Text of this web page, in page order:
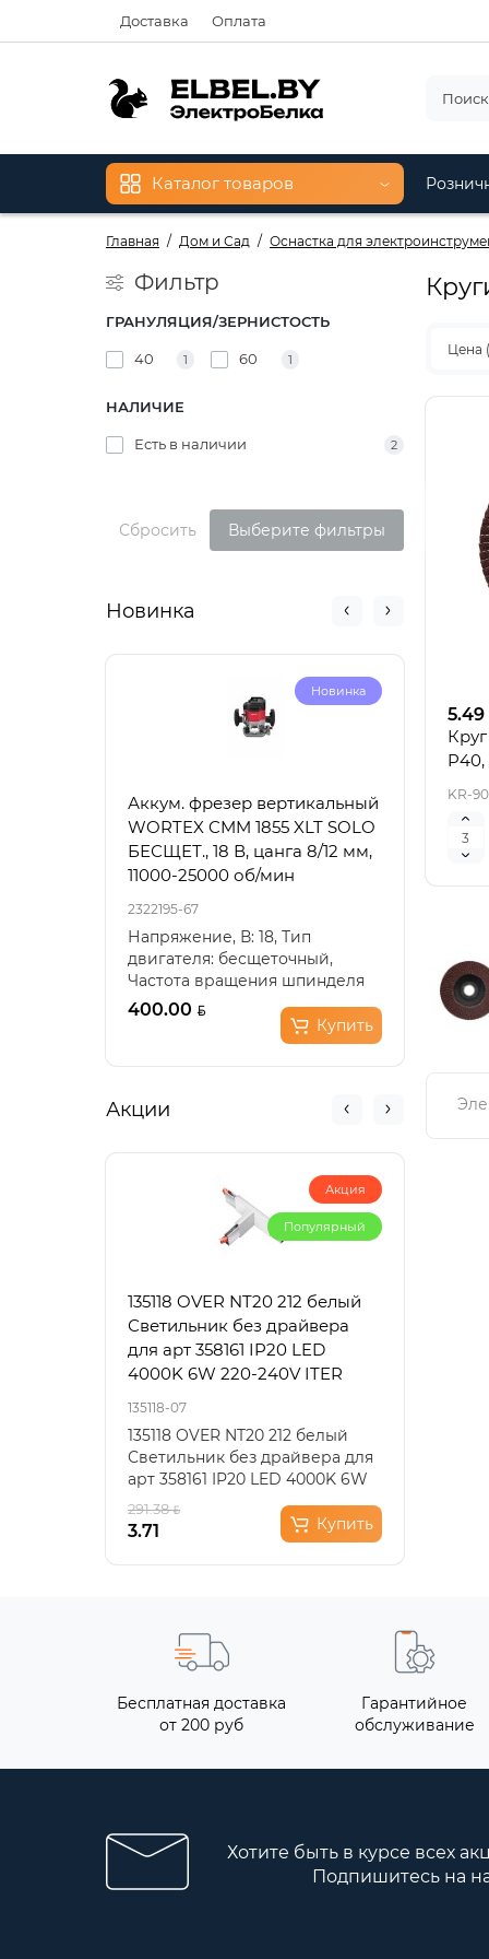
Доставка Оплата
Каталог товаров
Главная Дом и Сад Оснастка для
Фильтр
ГРАНУЛЯЦИЯ/ЗЕРНИСТОСТЬ
40 1 60 1
НАЛИЧИЕ
Есть в наличии 2
Сбросить Выберите фильтры
Новинка
Новинка
Аккум. фрезер вертикальный
WORTEX CMM 1855 XLT SOLO
БЕСЩЕТ., 18 В, цанга 8/12 мм,
11000-25000 об/мин
2322195-67
Напряжение, В: 18, Тип
двигателя: бесщеточный,
Частота вращения шпинделя
(холостой ход), мин??: 11..
400.00
Купить
18,
0-
Акции
Акция
Популярный
135118 OVER NT20 212 белый
Светильник без драйвера
для арт 358161 IP20 LED
4000K 6W 220-240V ITER
135118-07
135118 OVER NT20 212 белый
Светильник без драйвера для
арт 358161 IP20 LED 4000K 6W
220-240V ITER..
291.38
3.71 Купить
Цена
5.49
P40,
KR-
Бесплатная доставка
от 200 руб
Гарантийное
обслуживание
Хотите быть в курсе всех
Подпишитесь на